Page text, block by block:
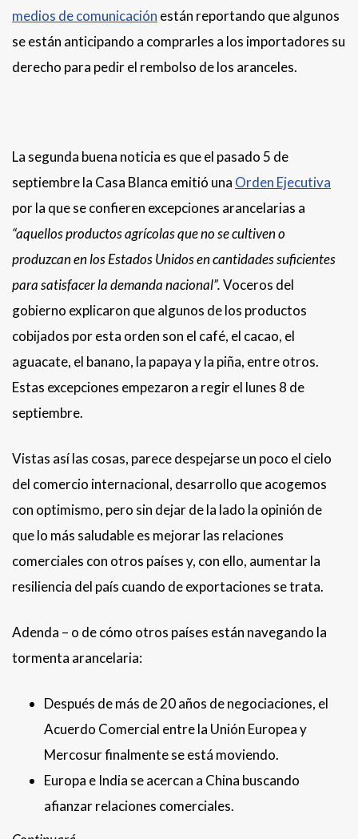
medios de comunicación están reportando que algunos
se están anticipando a comprarles a los importadores su
derecho para pedir el rembolso de los aranceles.
La segunda buena noticia es que el pasado 5 de
septiembre la Casa Blanca emitió una Orden Ejecutiva
por la que se confieren excepciones arancelarias a
“aquellos productos agrícolas que no se cultiven o
produzcan en los Estados Unidos en cantidades suficientes
para satisfacer la demanda nacional”.Voceros del
gobierno explicaron que algunos de los productos
cobijados por esta orden son el café, el cacao, el
aguacate, el banano, la papaya y la piña, entre otros.
Estas excepciones empezaron a regir el lunes 8 de
septiembre.
Vistas así las cosas, parece despejarse un poco el cielo
del comercio internacional, desarrollo que acogemos
con optimismo, pero sin dejar de la lado la opinión de
que lo más saludable es mejorar las relaciones
comerciales con otros países y, con ello, aumentar la
resiliencia del país cuando de exportaciones se trata.
Adenda – o de cómo otros países están navegando la
tormenta arancelaria:
Después de más de 20 años de negociaciones, el
Acuerdo Comercial entre la Unión Europea y
Mercosur finalmente se está moviendo.
Europa e India se acercan a China buscando
afianzar relaciones comerciales.